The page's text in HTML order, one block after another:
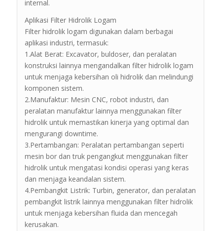
internal.
Aplikasi Filter Hidrolik Logam
Filter hidrolik logam digunakan dalam berbagai
aplikasi industri, termasuk:
1.Alat Berat: Excavator, buldoser, dan peralatan
konstruksi lainnya mengandalkan filter hidrolik logam
untuk menjaga kebersihan oli hidrolik dan melindungi
komponen sistem.
2.Manufaktur: Mesin CNC, robot industri, dan
peralatan manufaktur lainnya menggunakan filter
hidrolik untuk memastikan kinerja yang optimal dan
mengurangi downtime.
3.Pertambangan: Peralatan pertambangan seperti
mesin bor dan truk pengangkut menggunakan filter
hidrolik untuk mengatasi kondisi operasi yang keras
dan menjaga keandalan sistem.
4.Pembangkit Listrik: Turbin, generator, dan peralatan
pembangkit listrik lainnya menggunakan filter hidrolik
untuk menjaga kebersihan fluida dan mencegah
kerusakan.